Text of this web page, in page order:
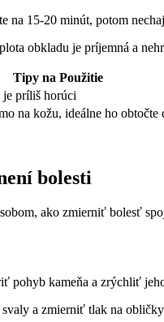
na 15-20 minút, potom
obkladu je príjemná a
Tipy na Použitie
je príliš horúci
na kožu, ideálne ho obtočte
bolesti
ako zmierniť bolesť
pohyb kameňa a zrýchliť
a zmierniť tlak na